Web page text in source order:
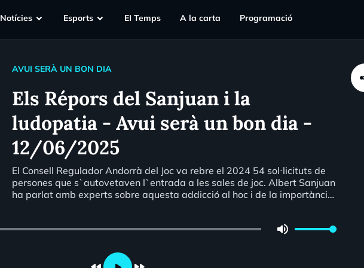
Notícies Esports EI Temps A la carta Programació
AVUI SERÀ UN BON DIA
Els Répors del Sanjuan i la
ludopatia - Avui serà un bon dia -
12/06/2025
El Consell Regulador Andorrà del Joc va rebre el 2024 54 sol·licituts de
persones que s`autovetaven l`entrada a les sales de joc. Albert Sanjuan
ha parlat amb experts sobre aquesta addicció al hoc i de la importància
volume_up